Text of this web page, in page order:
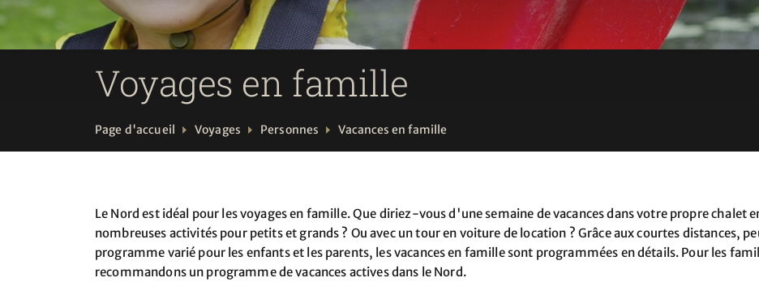
Voyages en famille
Page d'accueil Voyages Personnes Vacances en famille
Le Nord est idéal pour les voyages en famille. Que diriez-vous d'une semaine de vacances dans votre propre chalet
nombreuses activités pour petits et grands ? Ou avec un tour en voiture de location ? Grâce aux courtes distances,
programme varié pour les enfants et les parents, les vacances en famille sont programmées en détails. Pour les
recommandons un programme de vacances actives dans le Nord.